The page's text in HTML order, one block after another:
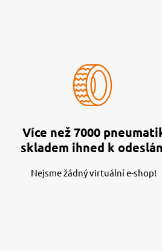
Více než 7000
skladem ihned k
Nejsme žádný virtuální e-shop!